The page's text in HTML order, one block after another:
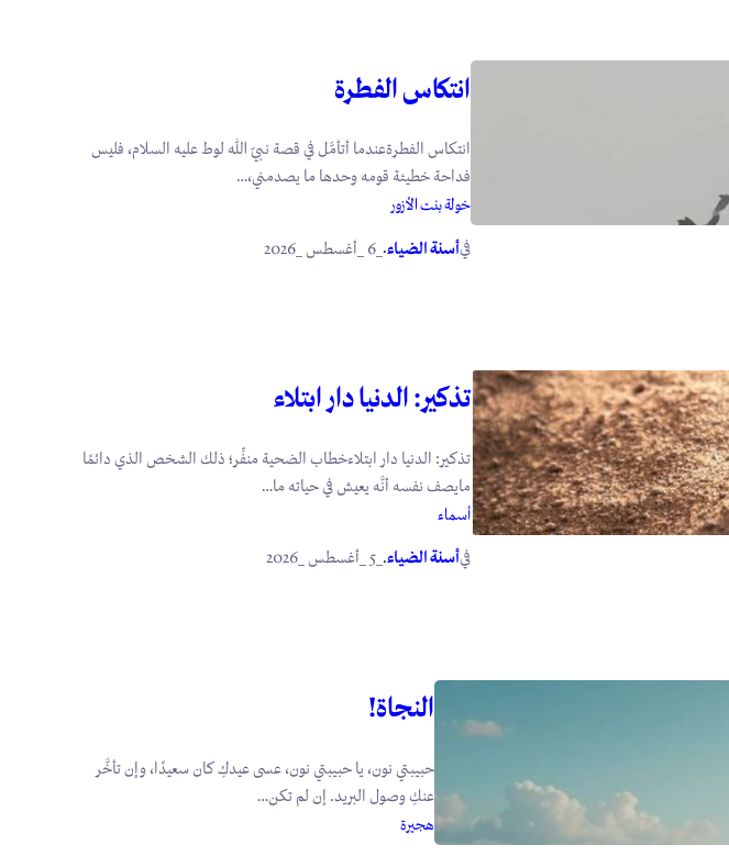
انتكاس الفطرة
انتكاس الفطرةعندما أتأمَّل في قصة نبيّ الله لوط عليه السلام، فليس
فداحة خطيئة قومه وحدها ما يصدمني،…
خولة بنت الأزور
فيأسنة الضياء.
تذكير: الدنيا دار ابتلاء
تذكير: الدنيا دار ابتلاءخطاب الضحية منفِّر؛ ذلك الشخص الذي دائمًا
مايصف نفسه أنَّه يعيش في حياته ما…
أسماء
فيأسنة الضياء.
النجاة!
حبيبتي نون، يا حبيبتي نون، عسى عيدكِ كان سعيدًا، وإن تأخَّر
عنكِ وصول البريد. إن لم تكن…
هجيرة